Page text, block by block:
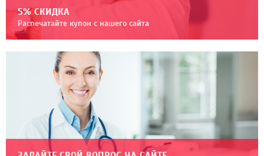
5% СКИДКА
Распечатайте купон с нашего сайта